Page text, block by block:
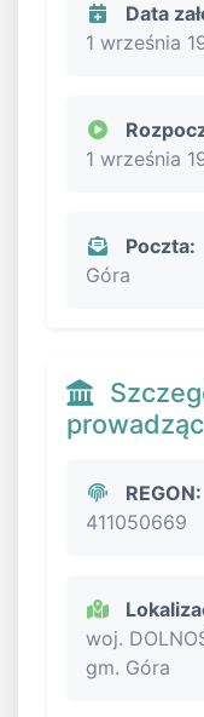
Data
1 września
1 września
Poczta:
Góra
REGON:
411050669
woj.
gm. Góra